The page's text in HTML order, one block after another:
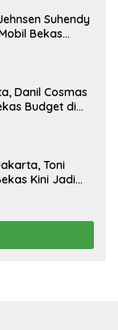
Suhendy
Bekas
Danil Cosmas
Budget di
Toni
Kini Jadi